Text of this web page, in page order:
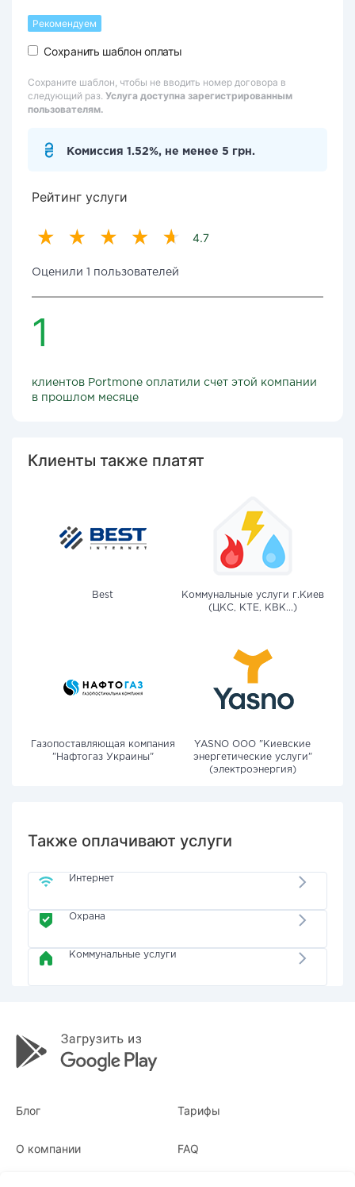
Рекомендуем
Сохранить шаблон оплаты
Сохраните шаблон, чтобы не вводить номер договора в
следующий раз. Услуга доступна зарегистрированным
пользователям.
Комиссия 1.52%, не менее 5 грн.
Рейтинг услуги
4.7
Оценили 1 пользователей
1
клиентов Portmone оплатили счет этой компании
в прошлом месяце
Клиенты также платят
Best
Коммунальные услуги г.Киев
(ЦКС, КТЕ, КВК...)
Газопоставляющая компания
"Нафтогаз Украины"
YASNO OOO "Киевские
энергетические услуги"
(электроэнергия)
Также оплачивают услуги
Интернет
Охрана
Коммунальные услуги
Блог Тарифы
О компании FAQ